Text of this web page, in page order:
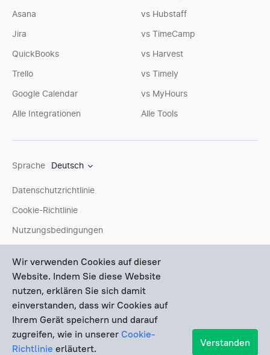
Asana
Jira
QuickBooks
Trello
Google Calendar
Alle Integrationen
vs Hubstaff
vs TimeCamp
vs Harvest
vs Timely
vs MyHours
Alle Tools
Sprache Deutsch
Datenschutzrichtlinie
Cookie-Richtlinie
Nutzungsbedingungen
Copyright © Devart 2026
Support-Teamstellen. Wir helfen Ihnen gerne persönlich
weiter.
Wir verwenden Cookies auf dieser
Website. Indem Sie diese Website
nutzen, erklären Sie sich damit
einverstanden, dass wir Cookies auf
Ihrem Gerät speichern und darauf
zugreifen, wie in unserer Cookie-
Richtlinie erläutert. Verstanden